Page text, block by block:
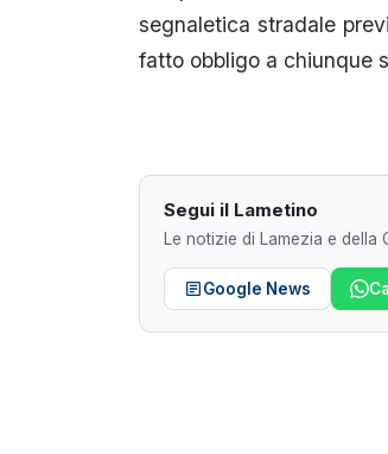
segnaletica stradale
fatto obbligo a chiunque
Segui il Lametino
Le notizie di Lamezia e della
Google News